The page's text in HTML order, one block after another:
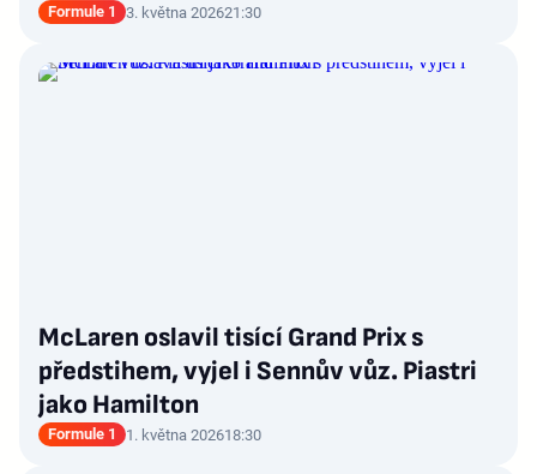
Formule 1 3. května 202621:30
McLaren oslavil tisící Grand Prix s
předstihem, vyjel i Sennův vůz. Piastri
jako Hamilton
Formule 1 1. května 202618:30